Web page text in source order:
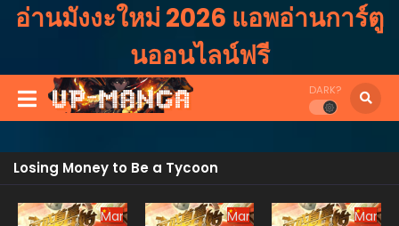
อ่านมังงะใหม่ 2026 แอพอ่านการ์ตู
นออนไลน์ฟรี
DARK?
Losing Money to Be a Tycoon
Manhua Manhua